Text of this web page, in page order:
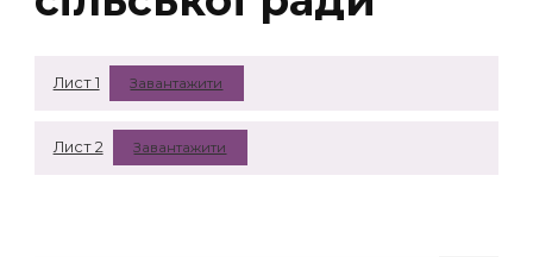
Лист 1 Завантажити
Лист 2 Завантажити